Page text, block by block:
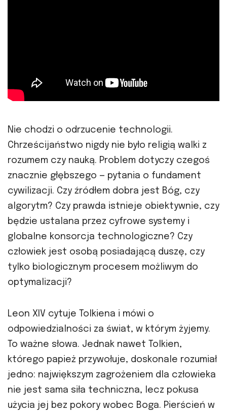
Nie chodzi o odrzucenie technologii.
Chrześcijaństwo nigdy nie było religią walki z
rozumem czy nauką. Problem dotyczy czegoś
znacznie głębszego — pytania o fundament
cywilizacji. Czy źródłem dobra jest Bóg, czy
algorytm? Czy prawda istnieje obiektywnie, czy
będzie ustalana przez cyfrowe systemy i
globalne konsorcja technologiczne? Czy
człowiek jest osobą posiadającą duszę, czy
tylko biologicznym procesem możliwym do
optymalizacji?
Leon XIV cytuje Tolkiena i mówi o
odpowiedzialności za świat, w którym żyjemy.
To ważne słowa. Jednak nawet Tolkien,
którego papież przywołuje, doskonale rozumiał
jedno: największym zagrożeniem dla człowieka
nie jest sama siła techniczna, lecz pokusa
użycia jej bez pokory wobec Boga. Pierścień w